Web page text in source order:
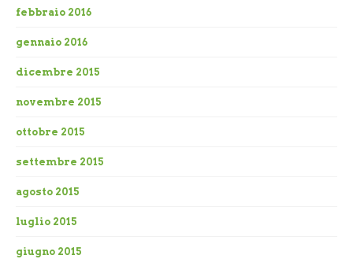
febbraio 2016
gennaio 2016
dicembre 2015
novembre 2015
ottobre 2015
settembre 2015
agosto 2015
luglio 2015
giugno 2015